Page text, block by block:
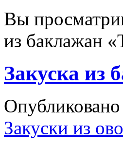
Вы
из баклажан
Закуска из
Опубликовано
Закуски из